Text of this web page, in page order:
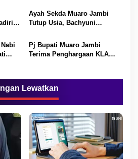
Ayah Sekda Muaro Jambi
Tutup Usia, Bachyuni
Mendalam.
Pj Bupati Muaro Jambi
Terima Penghargaan KLA
Lewatkan